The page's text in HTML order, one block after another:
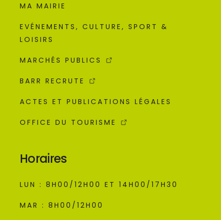
MA MAIRIE
EVÉNEMENTS, CULTURE, SPORT &
LOISIRS
MARCHÉS PUBLICS
BARR RECRUTE
ACTES ET PUBLICATIONS LÉGALES
OFFICE DU TOURISME
Horaires
LUN : 8H00/12H00 ET 14H00/17H30
MAR : 8H00/12H00